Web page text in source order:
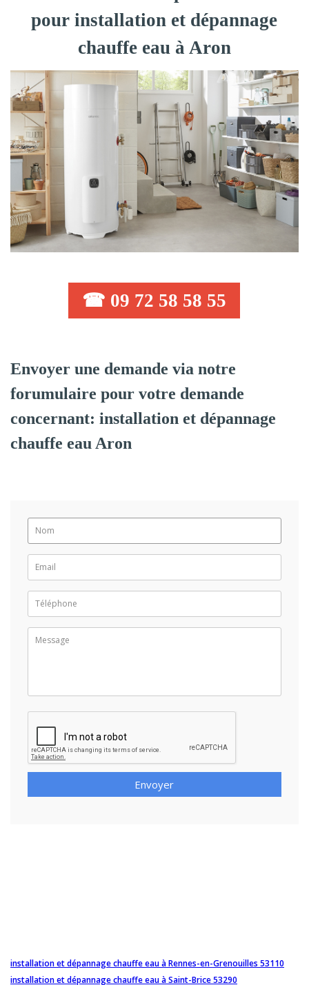
pour installation et dépannage
chauffe eau à Aron
☎ 09 72 58 58 55
Envoyer une demande via notre
forumulaire pour votre demande
concernant: installation et dépannage
chauffe eau Aron
Envoyer
installation et dépannage chauffe eau à Rennes-en-Grenouilles 53110
installation et dépannage chauffe eau à Saint-Brice 53290